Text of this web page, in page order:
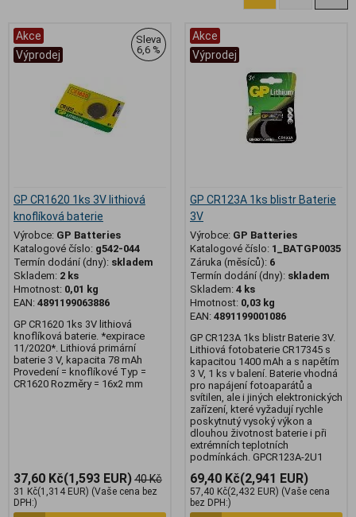
Akce
Výprodej
Sleva
6,6 %
GP CR1620 1ks 3V lithiová
knoflíková baterie
Výrobce: GP Batteries
Katalogové číslo: g542-044
Termín dodání (dny): skladem
Skladem: 2 ks
Hmotnost: 0,01 kg
EAN: 4891199063886
GP CR1620 1ks 3V lithiová
knoflíková baterie. *expirace
11/2020*. Lithiová primární
baterie 3 V, kapacita 78 mAh
Provedení = knoflíkové Typ =
CR1620 Rozměry = 16x2 mm
37,60 Kč(1,593 EUR)40 Kč
31 Kč(1,314 EUR) (Vaše cena bez
DPH:)
Akce
Výprodej
GP CR123A 1ks blistr Baterie
3V
Výrobce: GP Batteries
Katalogové číslo: 1_BATGP0035
Záruka (měsíců): 6
Termín dodání (dny): skladem
Skladem: 4 ks
Hmotnost: 0,03 kg
EAN: 4891199001086
GP CR123A 1ks blistr Baterie 3V.
Lithiová fotobaterie CR17345 s
kapacitou 1400 mAh a s napětím
3 V, 1 ks v balení. Baterie vhodná
pro napájení fotoaparátů a
svítilen, ale i jiných elektronických
zařízení, které vyžadují rychle
poskytnutý vysoký výkon a
dlouhou životnost baterie i při
extrémních teplotních
podmínkách. GPCR123A-2U1
69,40 Kč(2,941 EUR)
57,40 Kč(2,432 EUR) (Vaše cena
bez DPH:)